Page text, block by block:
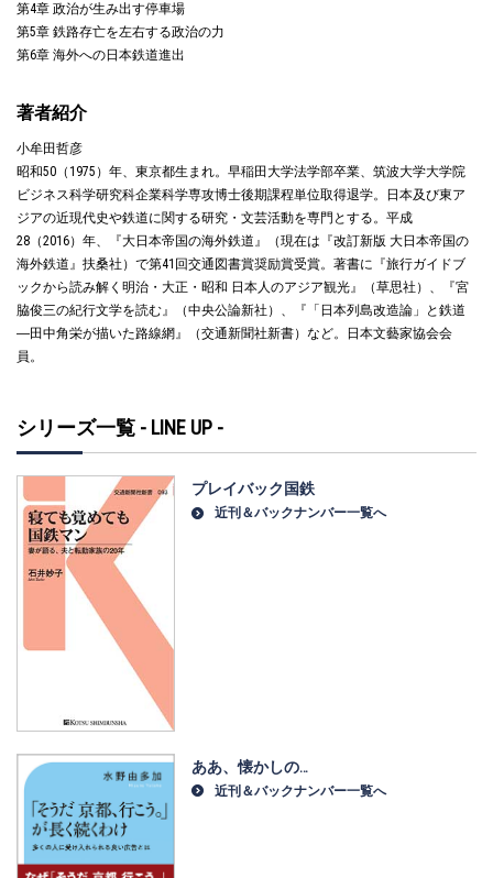
第4章 政治が生み出す停車場
第5章 鉄路存亡を左右する政治の力
第6章 海外への日本鉄道進出
著者紹介
小牟田哲彦
昭和50（1975）年、東京都生まれ。早稲田大学法学部卒業、筑波大学大学院
ビジネス科学研究科企業科学専攻博士後期課程単位取得退学。日本及び東ア
ジアの近現代史や鉄道に関する研究・文芸活動を専門とする。平成
28（2016）年、『大日本帝国の海外鉄道』（現在は『改訂新版 大日本帝国の
海外鉄道』扶桑社）で第41回交通図書賞奨励賞受賞。著書に『旅行ガイドブ
ックから読み解く明治・大正・昭和 日本人のアジア観光』（草思社）、『宮
脇俊三の紀行文学を読む』（中央公論新社）、『「日本列島改造論」と鉄道
―田中角栄が描いた路線網』（交通新聞社新書）など。日本文藝家協会会
員。
シリーズ一覧 - LINE UP -
プレイバック国鉄
近刊＆バックナンバー一覧へ
ああ、懐かしの…
近刊＆バックナンバー一覧へ